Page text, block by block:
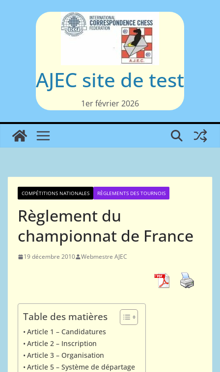
AJEC site de test
1er février 2026
COMPÉTITIONS NATIONALES RÈGLEMENTS DES TOURNOIS
Règlement du
championnat de France
19 décembre 2010 Webmestre AJEC
Table des matières
Article 1 – Candidatures
Article 2 – Inscription
Article 3 – Organisation
Article 5 – Système de départage